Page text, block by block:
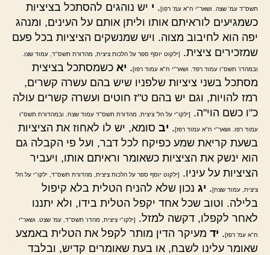
תשס"ד עמ' שצה. ושאר"י ח"א עמ' רפו]. י יש נוהגים להסתכל בציציות
כשמגיעים לוראיתם אותו וליתן אותם על העינים, ומנהג
יפה הוא לחיבוב מצוה. ויש שמנשקים הציציות בכל פעם
שמזכירים ציצית.
[ילקוט יוסף ספר על הלכות ציצית, מהדורת תשס"ד, עמוד שצו.
ובמהדו' תשס"ו עמוד רפד. ושאר"י ח"א עמוד רפו]. יא כשמסתכל בציצית
מסתכל בשני ציציות שלפניו שיש בהם עשרה קשרים,
רמז להויות, וגם יש בהם ט"ז חוטים ועשרה קשרים עולה
כ"ו כשם הוי"ה.
[ילקו"י על הל' ציצית, מהדורת תשס"ד עמוד שצח. ובמהדורת תשס"ו
עמוד רפו. ושאר"י ח"א עמוד רפז]. יב סומא, יש לו לאחוז את הציציות
בשעת קריאת שמע כפיקח לכל דבר, ועל פי הקבלה גם
הוא ינשק את הציציות כשאומר וראיתם אותו, ויעביר
הציציות על עיניו.
[ילקוט יוסף ספר על הלכות ציצית, מהדורת תשס"ד, ילקו"י על הל'
ציצית, עמוד שצח]. יג נכון שלא להניח הטלית בלא קיפול
בלילה. וטוב שכל אחד יקפל הטלית בידו, ולא יתננו
לאחר לקפלו, דקשה למזל.
[ילקו"י ציצית, מהדו' תשס"ד, עמ' שצט. ושאר"י
ח"א עמ' רפז]. יד מעיקר הדין מותר לקפל את הטלית באמצע
שאומר עלינו לשבח, או בעת שאומרים קדיש, ובלבד